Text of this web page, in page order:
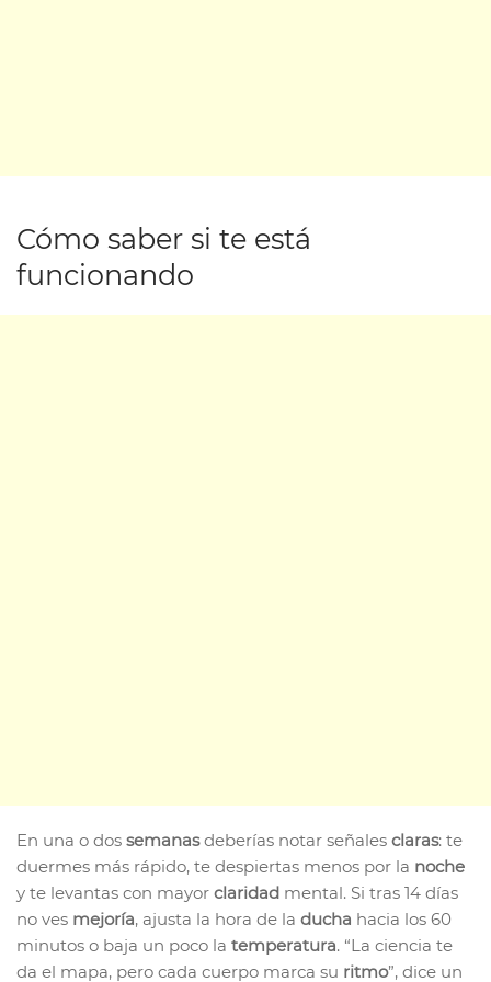
Cómo saber si te está
funcionando
En una o dos semanasdeberías notar señales claras: te
duermes más rápido, te despiertas menos por la noche
y te levantas con mayor claridad mental. Si tras 14 días
no ves mejoría, ajusta la hora de la ducha hacia los 60
minutos o baja un poco la temperatura. “La ciencia te
da el mapa, pero cada cuerpo marca su ritmo”, dice un